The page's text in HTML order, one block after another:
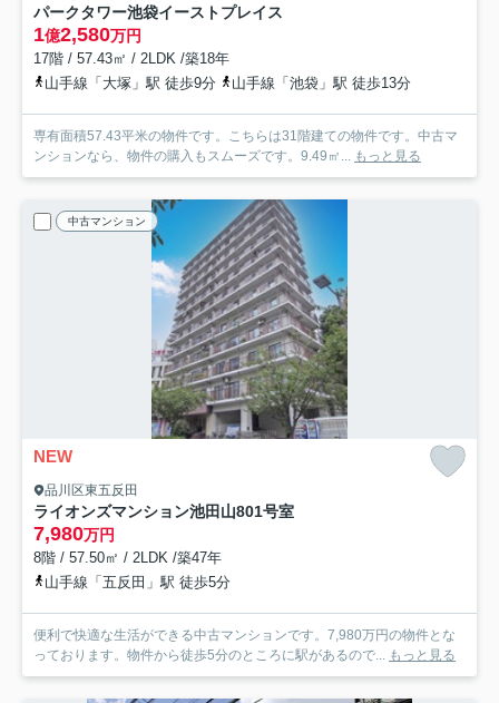
パークタワー池袋イーストプレイス
1億2,580万円
17階 / 57.43㎡ / 2LDK /築18年
山手線「大塚」駅 徒歩9分
山手線「池袋」駅 徒歩13分
専有面積57.43平米の物件です。こちらは31階建ての物件です。中古マ
ンションなら、物件の購入もスムーズです。9.49㎡... もっと見る
中古マンション
NEW
品川区東五反田
ライオンズマンション池田山801号室
7,980万円
8階 / 57.50㎡ / 2LDK /築47年
山手線「五反田」駅 徒歩5分
便利で快適な生活ができる中古マンションです。7,980万円の物件とな
っております。物件から徒歩5分のところに駅があるので... もっと見る